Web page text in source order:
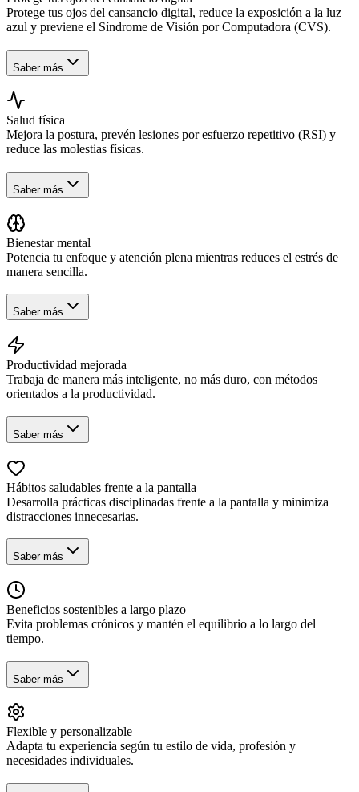
Protege tus ojos del cansancio digital, reduce la exposición a la luz
azul y previene el Síndrome de Visión por Computadora (CVS).
Saber más
Salud física
Mejora la postura, prevén lesiones por esfuerzo repetitivo (RSI) y
reduce las molestias físicas.
Saber más
Bienestar mental
Potencia tu enfoque y atención plena mientras reduces el estrés de
manera sencilla.
Saber más
Productividad mejorada
Trabaja de manera más inteligente, no más duro, con métodos
orientados a la productividad.
Saber más
Hábitos saludables frente a la pantalla
Desarrolla prácticas disciplinadas frente a la pantalla y minimiza
distracciones innecesarias.
Saber más
Beneficios sostenibles a largo plazo
Evita problemas crónicos y mantén el equilibrio a lo largo del
tiempo.
Saber más
Flexible y personalizable
Adapta tu experiencia según tu estilo de vida, profesión y
necesidades individuales.